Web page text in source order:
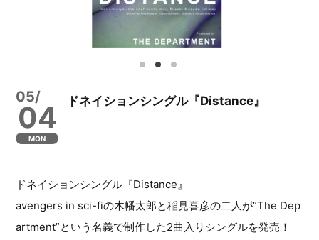
05/
04
MON
ドネイションシングル『Distance』
ドネイションシングル『Distance』
avengers in sci-fiの木幡太郎と稲見喜彦の二人が”The Dep
artment”という名義で制作した2曲入りシングルを発売！